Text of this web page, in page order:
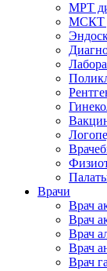
МРТ
МСКТ
Врачи
Врач
Врач
Врач
Врач
Врач